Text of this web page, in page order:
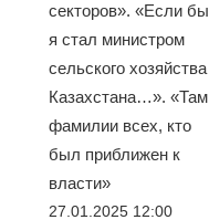
секторов». «Если бы
я стал министром
сельского хозяйства
Казахстана…». «Там
фамилии всех, кто
был приближен к
власти»
27.01.2025 12:00